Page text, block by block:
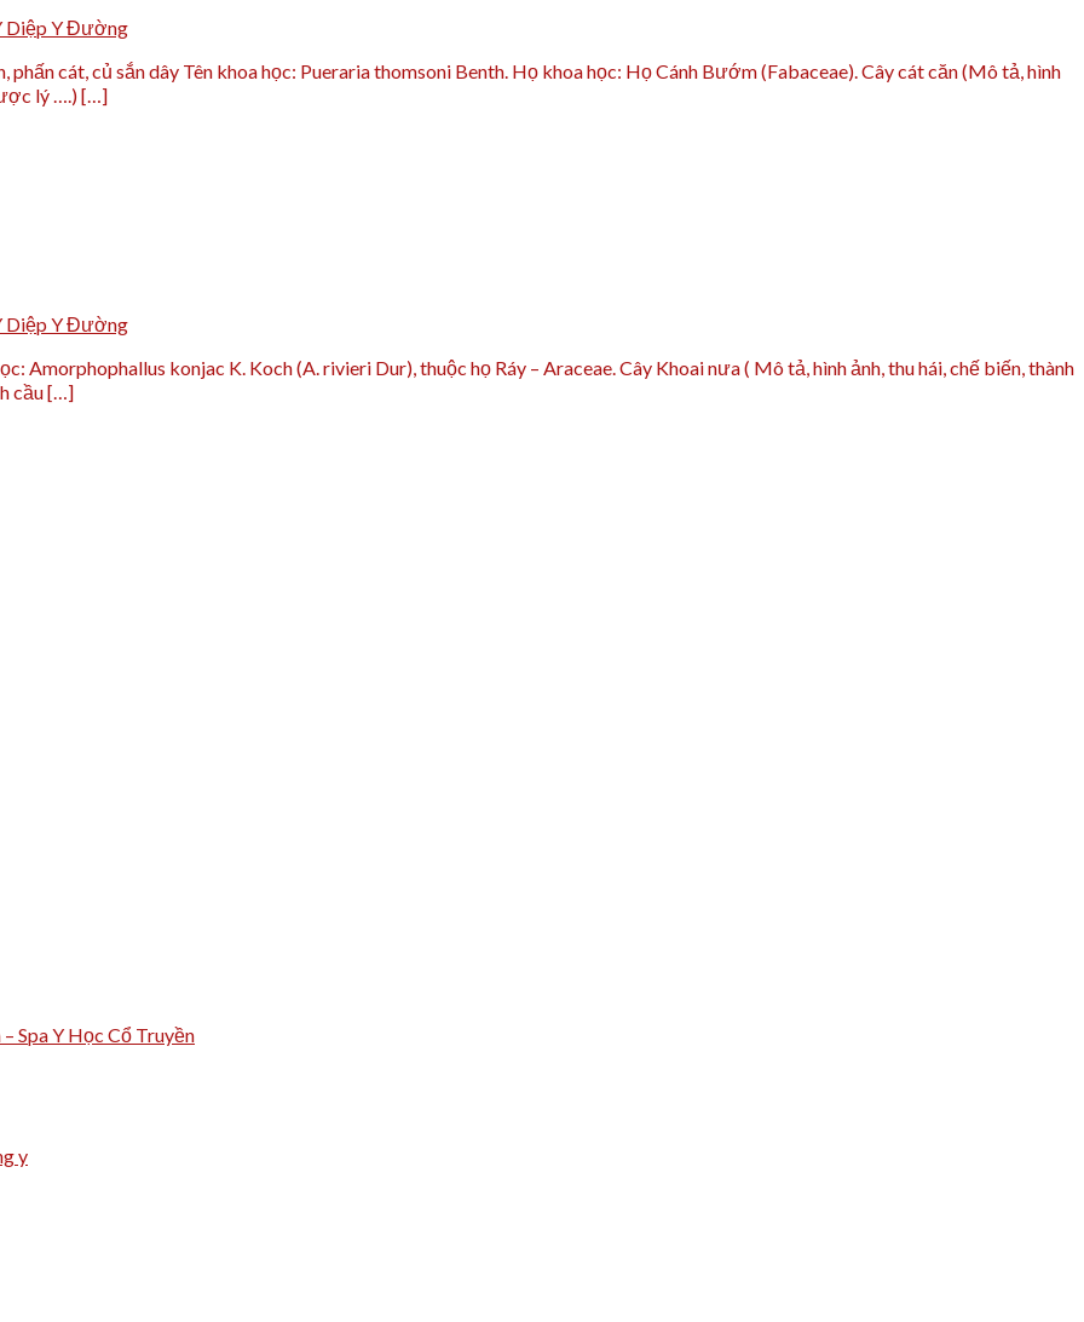
Diệp Y Đường
cát, củ sắn dây Tên khoa học: Pueraria thomsoni Benth. Họ khoa học: Họ Cánh Bướm (Fabaceae). Cây cát căn (Mô tả, hình
lý ….) […]
Diệp Y Đường
Amorphophallus konjac K. Koch (A. rivieri Dur), thuộc họ Ráy – Araceae. Cây Khoai nưa ( Mô tả, hình ảnh, thu hái, chế biến, thành
cầu […]
Spa Y Học Cổ Truyền
y